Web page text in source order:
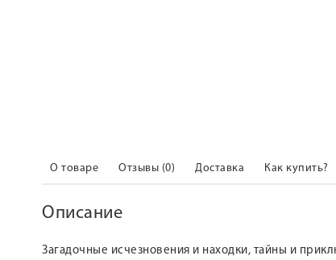
О товаре Отзывы (0) Доставка Как купить?
Описание
Загадочные исчезновения и находки, тайны и